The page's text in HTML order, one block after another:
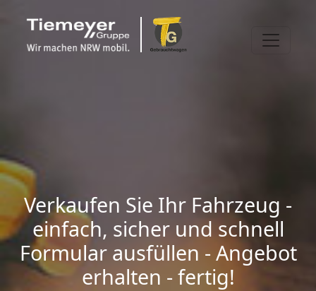
Verkaufen Sie Ihr Fahrzeug -
einfach, sicher und schnell
Formular ausfüllen - Angebot
erhalten - fertig!